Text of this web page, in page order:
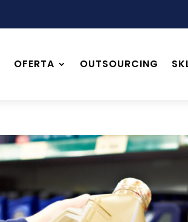
OFERTA OUTSOURCING